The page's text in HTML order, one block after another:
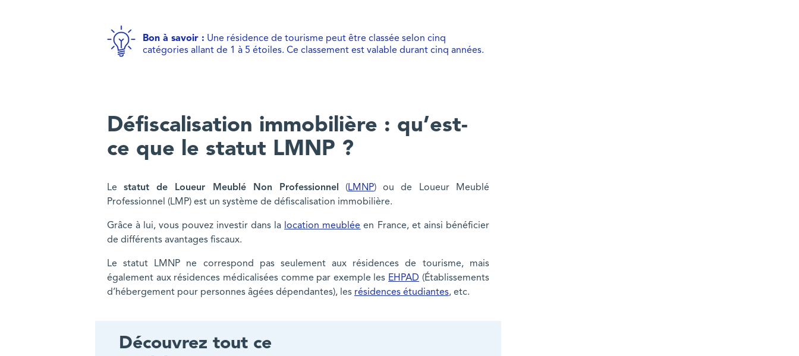
Bon à savoir : Une résidence de tourisme peut être classée selon cinq
catégories allant de 1 à 5 étoiles. Ce classement est valable durant cinq années.
Défiscalisation immobilière : qu’est-
ce que le statut LMNP ?
Lestatut de Loueur Meublé Non Professionnel (LMNP) ou de Loueur Meublé
Professionnel (LMP) est un système de défiscalisation immobilière.
Grâce à lui, vous pouvez investir dans la location meublée en France, et ainsi bénéficier
de différents avantages fiscaux.
Le statut LMNP ne correspond pas seulement aux résidences de tourisme, mais
également aux résidences médicalisées comme par exemple les EHPAD (Établissements
d’hébergement pour personnes âgées dépendantes), les résidences étudiantes, etc.
Découvrez tout ce